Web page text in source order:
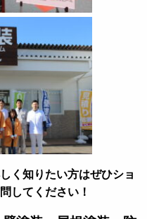
く知りたい方はぜひショ
してください！